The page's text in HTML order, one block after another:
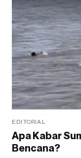
EDITORIAL
Apa Kabar
Bencana?